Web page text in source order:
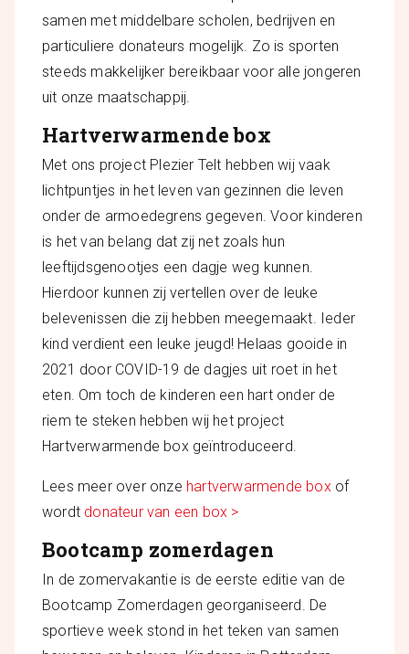
samen met middelbare scholen, bedrijven en
particuliere donateurs mogelijk. Zo is sporten
steeds makkelijker bereikbaar voor alle jongeren
uit onze maatschappij.
Hartverwarmende box
Met ons project Plezier Telt hebben wij vaak
lichtpuntjes in het leven van gezinnen die leven
onder de armoedegrens gegeven. Voor kinderen
is het van belang dat zij net zoals hun
leeftijdsgenootjes een dagje weg kunnen.
Hierdoor kunnen zij vertellen over de leuke
belevenissen die zij hebben meegemaakt. Ieder
kind verdient een leuke jeugd! Helaas gooide in
2021 door COVID-19 de dagjes uit roet in het
eten. Om toch de kinderen een hart onder de
riem te steken hebben wij het project
Hartverwarmende box geïntroduceerd.
Lees meer over onze hartverwarmende boxof
wordt donateur van een box >
Bootcamp zomerdagen
In de zomervakantie is de eerste editie van de
Bootcamp Zomerdagen georganiseerd. De
sportieve week stond in het teken van samen